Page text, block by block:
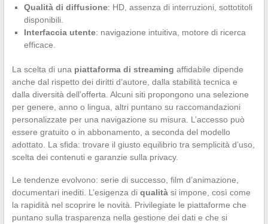
Qualità di diffusione: HD, assenza di interruzioni, sottotitoli
disponibili.
Interfaccia utente: navigazione intuitiva, motore di ricerca
efficace.
La scelta di una piattaforma di streaming affidabile dipende
anche dal rispetto dei diritti d’autore, dalla stabilità tecnica e
dalla diversità dell’offerta. Alcuni siti propongono una selezione
per genere, anno o lingua, altri puntano su raccomandazioni
personalizzate per una navigazione su misura. L’accesso può
essere gratuito o in abbonamento, a seconda del modello
adottato. La sfida: trovare il giusto equilibrio tra semplicità d’uso,
scelta dei contenuti e garanzie sulla privacy.
Le tendenze evolvono: serie di successo, film d’animazione,
documentari inediti. L’esigenza di qualitàsi impone, così come
la rapidità nel scoprire le novità. Privilegiate le piattaforme che
puntano sulla trasparenza nella gestione dei dati e che si